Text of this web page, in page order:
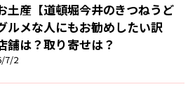
土産【道頓堀今井のきつねうど
ルメな人にもお勧めしたい訳
舗は？取り寄せは？
7/2